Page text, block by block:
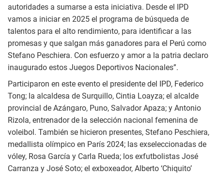
autoridades a sumarse a esta iniciativa. Desde el IPD
vamos a iniciar en 2025 el programa de búsqueda de
talentos para el alto rendimiento, para identificar a las
promesas y que salgan más ganadores para el Perú como
Stefano Peschiera. Con esfuerzo y amor a la patria declaro
inaugurado estos Juegos Deportivos Nacionales”.
Participaron en este evento el presidente del IPD, Federico
Tong; la alcaldesa de Surquillo, Cintia Loayza; el alcalde
provincial de Azángaro, Puno, Salvador Apaza; y Antonio
Rizola, entrenador de la selección nacional femenina de
voleibol. También se hicieron presentes, Stefano Peschiera,
medallista olímpico en París 2024; las exseleccionadas de
vóley, Rosa García y Carla Rueda; los exfutbolistas José
Carranza y José Soto; el exboxeador, Alberto ‘Chiquito’